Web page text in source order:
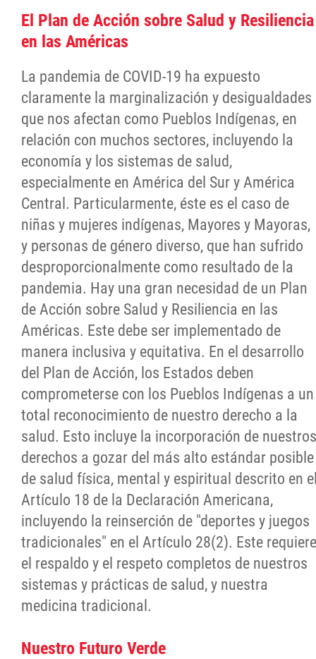
El Plan de Acción sobre Salud y Resiliencia
en las Américas
La pandemia de COVID-19 ha expuesto
claramente la marginalización y desigualdades
que nos afectan como Pueblos Indígenas, en
relación con muchos sectores, incluyendo la
economía y los sistemas de salud,
especialmente en América del Sur y América
Central. Particularmente, éste es el caso de
niñas y mujeres indígenas, Mayores y Mayoras,
y personas de género diverso, que han sufrido
desproporcionalmente como resultado de la
pandemia. Hay una gran necesidad de un Plan
de Acción sobre Salud y Resiliencia en las
Américas. Este debe ser implementado de
manera inclusiva y equitativa. En el desarrollo
del Plan de Acción, los Estados deben
comprometerse con los Pueblos Indígenas a un
total reconocimiento de nuestro derecho a la
salud. Esto incluye la incorporación de nuestros
derechos a gozar del más alto estándar posible
de salud física, mental y espiritual descrito en
Artículo 18 de la Declaración Americana,
incluyendo la reinserción de "deportes y juegos
tradicionales" en el Artículo 28(2). Este requiere
el respaldo y el respeto completos de nuestros
sistemas y prácticas de salud, y nuestra
medicina tradicional.
Nuestro Futuro Verde